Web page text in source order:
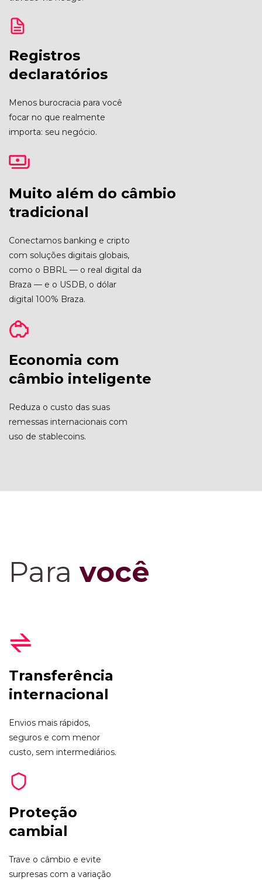
Registros
declaratórios
Menos burocracia para você
focar no que realmente
importa: seu negócio.
Muito além do câmbio
tradicional
Conectamos banking e cripto
com soluções digitais globais,
como o BBRL — o real digital da
Braza — e o USDB, o dólar
digital 100% Braza.
Economia com
câmbio inteligente
Reduza o custo das suas
remessas internacionais com
uso de stablecoins.
Paravocê
Transferência
internacional
Envios mais rápidos,
seguros e com menor
custo, sem intermediários.
Proteção
cambial
Trave o câmbio e evite
surpresas com a variação